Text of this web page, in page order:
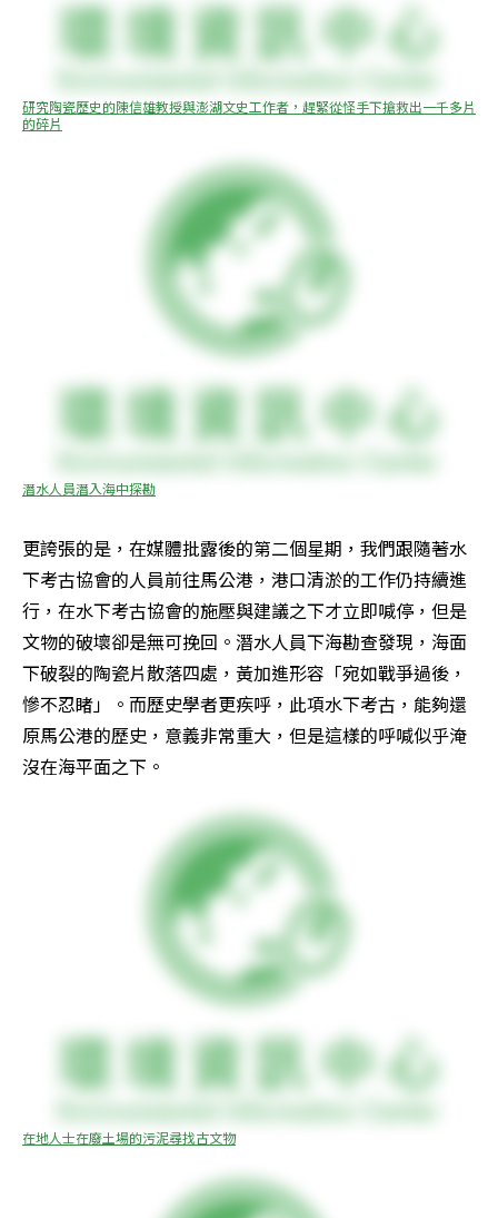
研究陶瓷歷史的陳信雄教授與澎湖文史工作者，趕緊從怪手下搶救出一千多片
的碎片
潛水人員潛入海中探勘
更誇張的是，在媒體批露後的第二個星期，我們跟隨著水
下考古協會的人員前往馬公港，港口清淤的工作仍持續進
行，在水下考古協會的施壓與建議之下才立即喊停，但是
文物的破壞卻是無可挽回。潛水人員下海勘查發現，海面
下破裂的陶瓷片散落四處，黃加進形容「宛如戰爭過後，
慘不忍睹」。而歷史學者更疾呼，此項水下考古，能夠還
原馬公港的歷史，意義非常重大，但是這樣的呼喊似乎淹
沒在海平面之下。
在地人士在廢土場的污泥尋找古文物